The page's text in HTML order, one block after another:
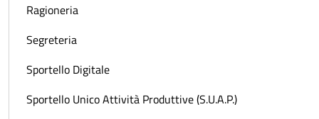
Ragioneria
Segreteria
Sportello Digitale
Sportello Unico Attività Produttive (S.U.A.P.)